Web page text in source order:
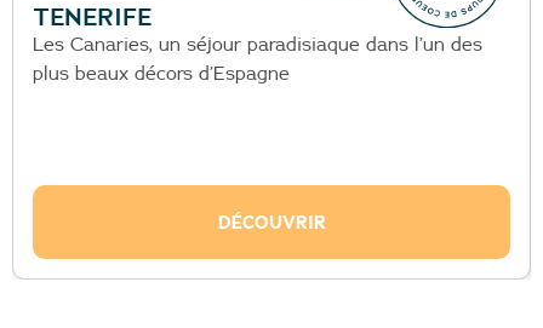
TENERIFE
Les Canaries, un séjour paradisiaque dans l’un des
plus beaux décors d’Espagne
DÉCOUVRIR